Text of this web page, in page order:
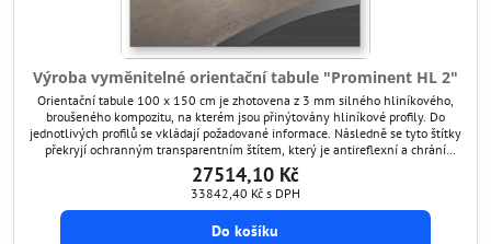
Výroba vyměnitelné orientační tabule "Prominent HL 2"
Orientační tabule 100 x 150 cm je zhotovena z 3 mm silného hliníkového,
broušeného kompozitu, na kterém jsou přinýtovány hliníkové profily. Do
jednotlivých profilů se vkládají požadované informace. Následně se tyto štítky
překryjí ochranným transparentním štítem, který je antireflexní a chrání
grafiku před poškozením. Tímto způsobem si umíte orientační tabuli kdykoli
aktualizovat.
27514,10 Kč
33842,40 Kč s DPH
Do košíku